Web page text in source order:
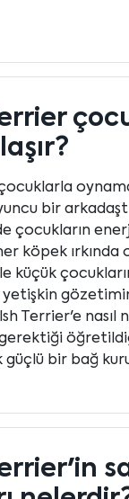
bir
çocukların
köpek ırkında
küçük
Terrier'e nasıl
güçlü bir bağ